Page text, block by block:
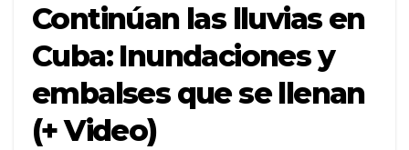
Continúan las lluvias en
Cuba: Inundaciones y
embalses que se llenan
(+ Video)